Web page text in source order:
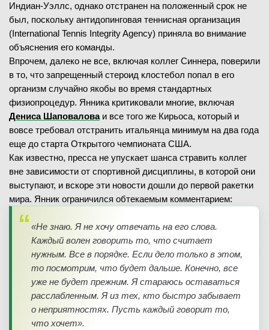
Индиан-Уэллс, однако отстранен на положенный срок не
был, поскольку антидопинговая теннисная организация
(International Tennis Integrity Agency) приняла во внимание
объяснения его команды.
Впрочем, далеко не все, включая коллег Синнера, поверили
в то, что запрещенный стероид клостебол попал в его
организм случайно якобы во время стандартных
физиопроцедур. Янника критиковали многие, включая
Дениса Шаповаловаи все того же Кирьоса, который и
вовсе требовал отстранить итальянца минимум на два года
еще до старта Открытого чемпионата США.
Как известно, пресса не упускает шанса стравить коллег
вне зависимости от спортивной дисциплины, в которой они
выступают, и вскоре эти новости дошли до первой ракетки
мира. Янник ограничился обтекаемым комментарием:
«Не знаю. Я не хочу отвечать на его слова.
Каждый волен говорить то, что считает
нужным. Все в порядке. Если дело только в этом,
то посмотрим, что будет дальше. Конечно, все
уже не будет прежним. Я стараюсь оставаться
расслабленным. Я из тех, кто быстро забывает
о неприятностях. Пусть каждый говорит то,
что хочет».